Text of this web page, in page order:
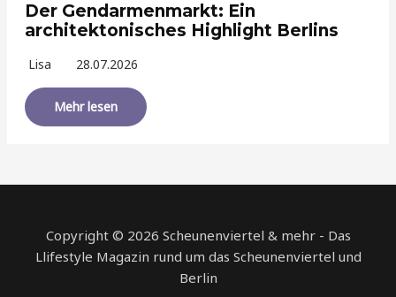
Der Gendarmenmarkt: Ein
architektonisches Highlight Berlins
Lisa 28.07.2026
Mehr lesen
Copyright © 2026 Scheunenviertel & mehr - Das
Llifestyle Magazin rund um das Scheunenviertel und
Berlin